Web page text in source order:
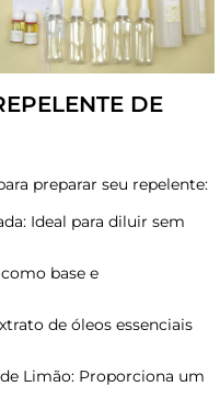
DE
preparar seu repelente:
Ideal para diluir sem
base e
de óleos essenciais
Limão: Proporciona um